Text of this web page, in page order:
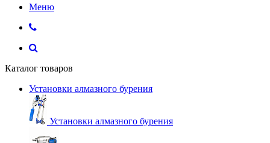
Меню
Каталог товаров
Установки алмазного бурения
Установки алмазного бурения